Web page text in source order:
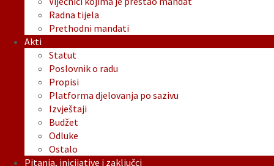
Radna tijela
Prethodni mandati
Akti
Statut
Poslovnik o radu
Propisi
Platforma djelovanja po sazivu
Izvještaji
Budžet
Odluke
Ostalo
Pitanja, inicijative i zaključci